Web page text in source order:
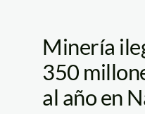
Minería
350
al año en